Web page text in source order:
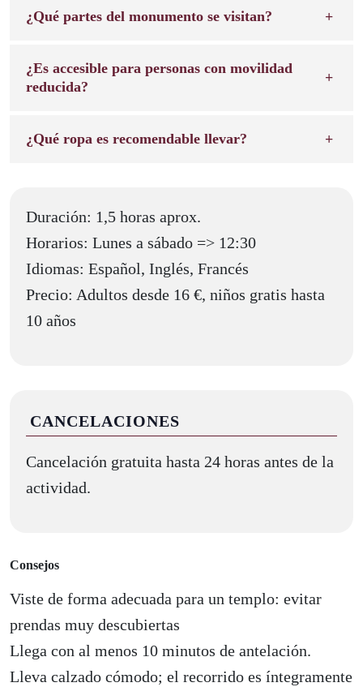
¿Qué partes del monumento se visitan?
¿Es accesible para personas con movilidad
reducida?
¿Qué ropa es recomendable llevar?
Duración: 1,5 horas aprox.
Horarios: Lunes a sábado => 12:30
Idiomas: Español, Inglés, Francés
Precio: Adultos desde 16 €, niños gratis hasta
10 años
CANCELACIONES
Cancelación gratuita hasta 24 horas antes de la
actividad.
Consejos
Viste de forma adecuada para un templo: evitar
prendas muy descubiertas
Llega con al menos 10 minutos de antelación.
Lleva calzado cómodo; el recorrido es íntegramente